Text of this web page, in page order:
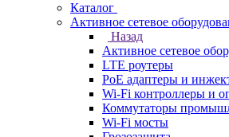
Каталог
Активное сетевое
Назад
Активное сетевое
LTE роутеры
PoE адаптеры и
Wi-Fi контроллеры и
Коммутаторы
Wi-Fi мосты